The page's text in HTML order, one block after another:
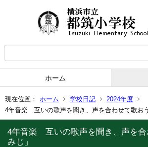
ホーム
現在位置： ホーム 学校日記
2024年度
4年音楽 互いの歌声を聞き、声を合わせて歌お
4年音楽 互いの歌声を聞き、声を合
みじ」